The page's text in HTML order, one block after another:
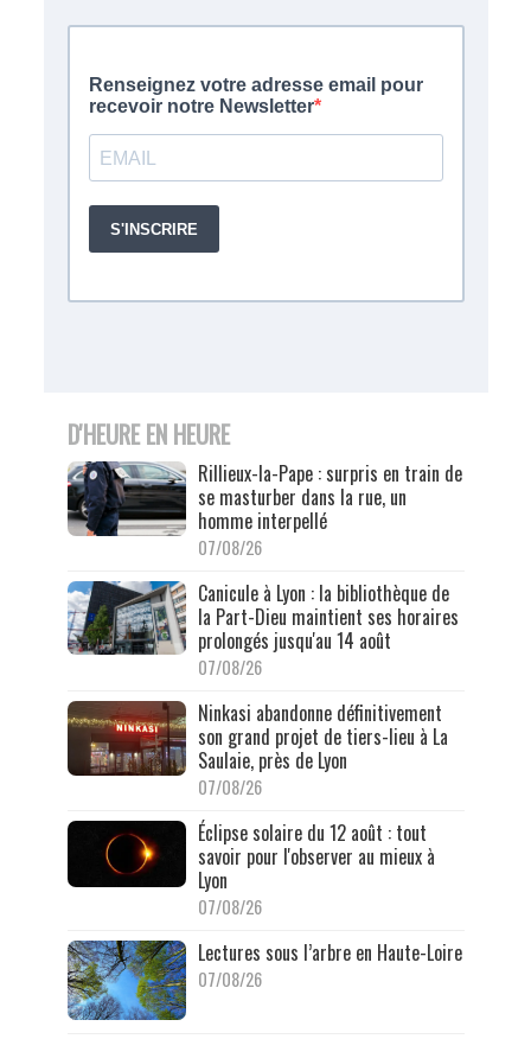
D'HEURE EN HEURE
Rillieux-la-Pape : surpris en train de
se masturber dans la rue, un
homme interpellé
07/08/26
Canicule à Lyon : la bibliothèque de
la Part-Dieu maintient ses horaires
prolongés jusqu'au 14 août
07/08/26
Ninkasi abandonne définitivement
son grand projet de tiers-lieu à La
Saulaie, près de Lyon
07/08/26
Éclipse solaire du 12 août : tout
savoir pour l'observer au mieux à
Lyon
07/08/26
Lectures sous l’arbre en Haute-Loire
07/08/26